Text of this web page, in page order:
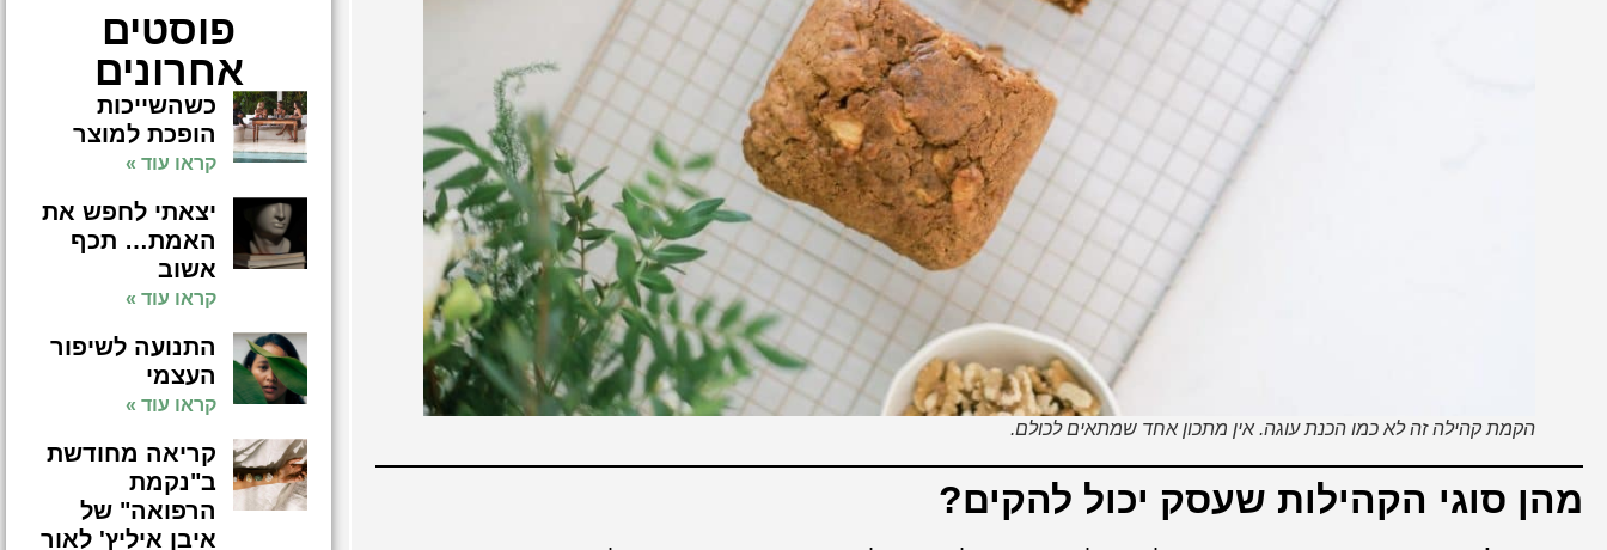
הקמת קהילה זה לא כמו הכנת עוגה. אין מתכון אחד שמתאים לכולם.
מהן סוגי הקהילות שעסק יכול להקים?
פוסטים
אחרונים
כשהשייכות
הופכת למוצר
קראו עוד »
יצאתי לחפש את
האמת… תכף
אשוב
קראו עוד »
התנועה לשיפור
העצמי
קראו עוד »
קריאה מחודשת
ב"נקמת
הרפואה" של
איבן איליץ' לאור